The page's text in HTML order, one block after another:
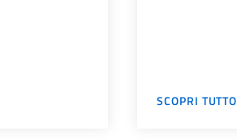
SCOPRI TUTTO